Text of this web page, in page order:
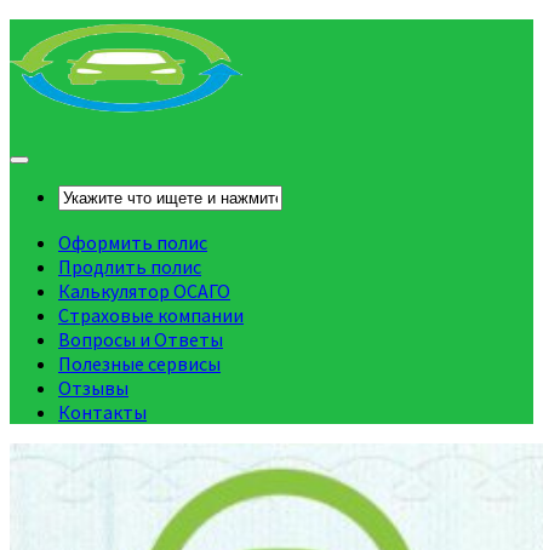
Оформить полис
Продлить полис
Калькулятор ОСАГО
Страховые компании
Вопросы и Ответы
Полезные сервисы
Отзывы
Контакты